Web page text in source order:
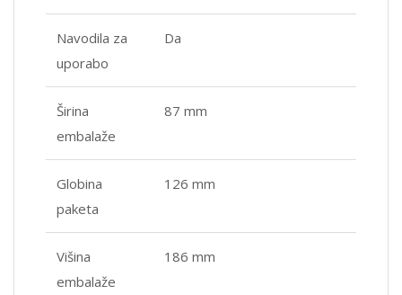
Navodila za
uporabo
Da
Širina
embalaže
87 mm
Globina
paketa
126 mm
Višina
embalaže
186 mm